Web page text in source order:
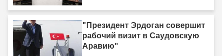
"Президент Эрдоган совершит
рабочий визит в Саудовскую
Аравию"